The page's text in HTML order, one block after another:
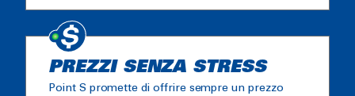
PREZZI SENZA STRESS
Point S promette di offrire sempre un prezzo